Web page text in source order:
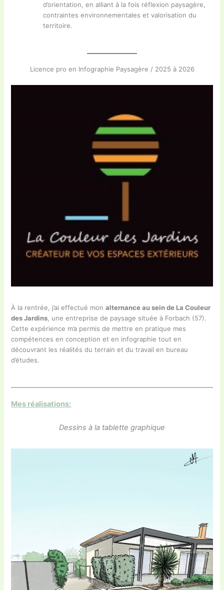
d’orientation, en alliant à la fois réflexion paysagère,
contraintes environnementales et valorisation du
territoire.
Licence pro en Infographie Paysagère / 2025 à 2026
À la rentrée, j’ai effectué monalternance au sein de La Couleur
des Jardins, une entreprise de paysage située à Forbach (57).
Cette expérience m’a permis de mettre en pratique mes
compétences en conception et en infographie tout en
découvrant les réalités du terrain et du travail en bureau
d’études.
Mes réalisations:
Dessins à la tablette graphique